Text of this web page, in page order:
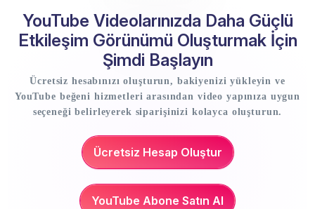
YouTube Videolarınızda Daha Güçlü
Etkileşim Görünümü Oluşturmak İçin
Şimdi Başlayın
Ücretsiz hesabınızı oluşturun, bakiyenizi yükleyin ve
YouTube beğeni hizmetleri arasından video yapınıza uygun
seçeneği belirleyerek siparişinizi kolayca oluşturun.
Ücretsiz Hesap Oluştur
YouTube Abone Satın Al